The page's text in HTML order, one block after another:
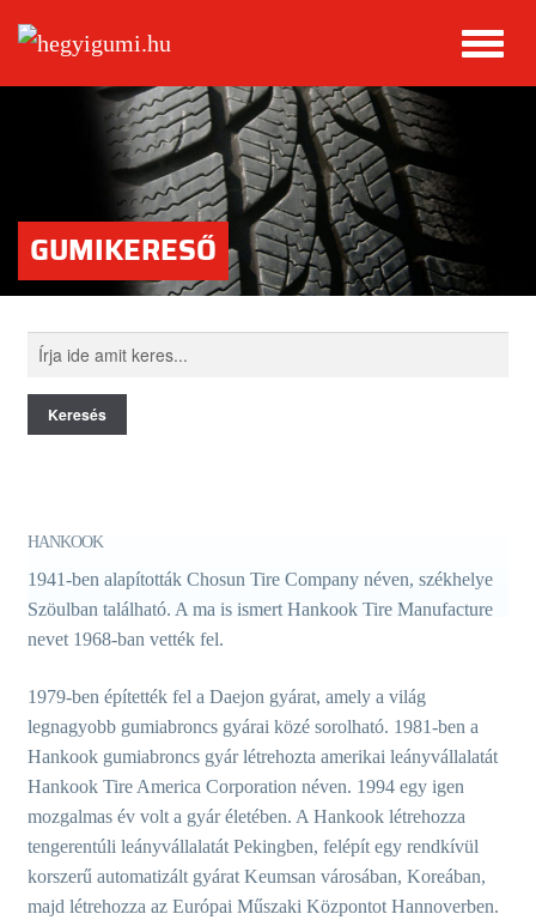
GUMIKERESŐ
HANKOOK
1941-ben alapították Chosun Tire Company néven, székhelye
Szöulban található. A ma is ismert Hankook Tire Manufacture
nevet 1968-ban vették fel.
1979-ben építették fel a Daejon gyárat, amely a világ
legnagyobb gumiabroncs gyárai közé sorolható. 1981-ben a
Hankook gumiabroncs gyár létrehozta amerikai leányvállalatát
Hankook Tire America Corporation néven. 1994 egy igen
mozgalmas év volt a gyár életében. A Hankook létrehozza
tengerentúli leányvállalatát Pekingben, felépít egy rendkívül
korszerű automatizált gyárat Keumsan városában, Koreában,
majd létrehozza az Európai Műszaki Központot Hannoverben.
Keresés